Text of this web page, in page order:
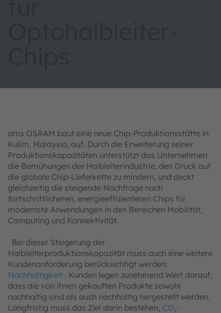
ams OSRAM baut eine neue Chip-Produktionsstätte in
Kulim, Malaysia, auf. Durch die Erweiterung seiner
Produktionskapazitäten unterstützt das Unternehmen
die Bemühungen der Halbleiterindustrie, den Druck auf
die globale Chip-Lieferkette zu mindern, und deckt
gleichzeitig die steigende Nachfrage nach
fortschrittlicheren, energieeffizienteren Chips für
modernste Anwendungen in den Bereichen Mobilität,
Computing und Konnektivität.
Bei dieser Steigerung der
Halbleiterproduktionskapazität muss auch eine weitere
Kundenanforderung berücksichtigt werden:
Nachhaltigkeit . Kunden legen zunehmend Wert darauf,
dass die von ihnen gekauften Produkte sowohl
nachhaltig sind als auch nachhaltig hergestellt werden.
Langfristig muss das Ziel darin bestehen, CO₂-